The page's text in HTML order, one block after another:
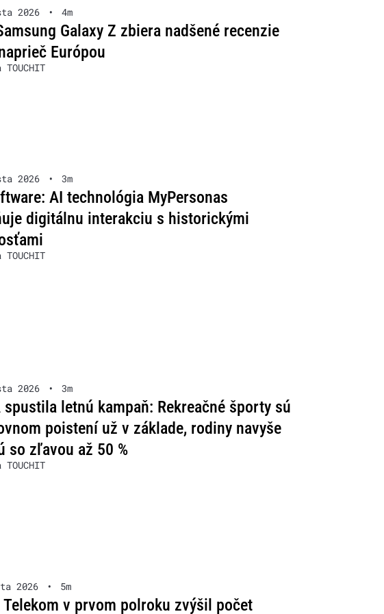
2026 • 4m
Galaxy Z zbiera nadšené recenzie
Európou
2026 • 3m
AI technológia MyPersonas
digitálnu interakciu s historickými
2026 • 3m
spustila letnú kampaň: Rekreačné športy sú
poistení už v základe, rodiny navyše
so zľavou až 50 %
2026 • 5m
Telekom v prvom polroku zvýšil počet